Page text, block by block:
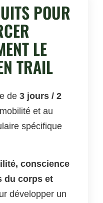
POUR
LE
TRAIL
de 3 jours / 2
et au
spécifique
conscience
du corps et
développer un